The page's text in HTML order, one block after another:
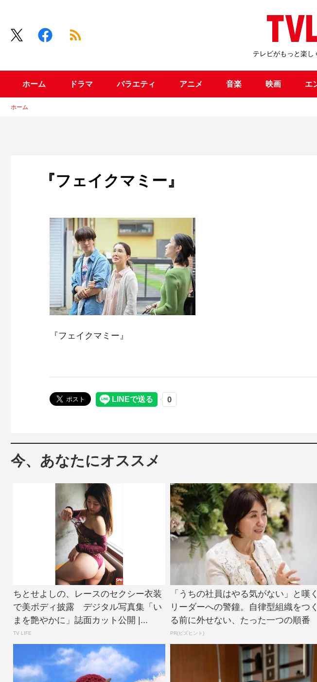
テレビがもっと楽し
ホーム ドラマ バラエティ アニメ 音楽 映画 エ
ホーム
『フェイクマミー』
『フェイクマミー』
今、あなたにオススメ
ちとせよしの、レースのセクシー衣装
で美ボディ披露 デジタル写真集「い
まを艶やかに」誌面カット公開 |...
TV LIFE
「うちの社員はやる気がない」と嘆く
リーダーへの警鐘。自律型組織をつく
る前に外せない、たった一つの順番
PR(ビズヒント)